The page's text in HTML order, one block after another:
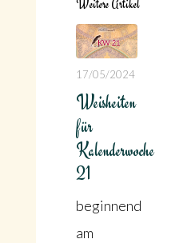
Weitere Artikel
17/05/2024
Weisheiten
für
Kalenderwoche
21
beginnend
am